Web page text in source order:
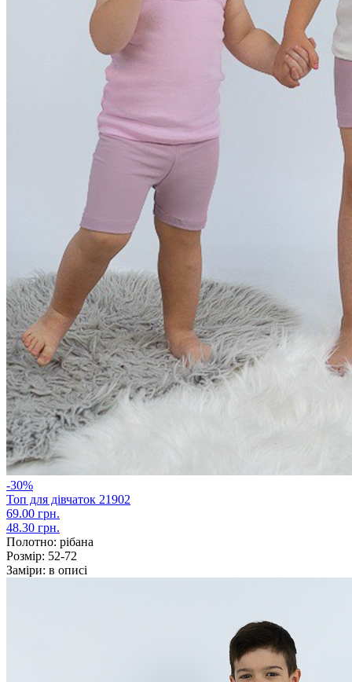
-30%
Топ для дівчаток 21902
69.00 грн.
48.30 грн.
Полотно: рібана
Розмір: 52-72
Заміри: в описі